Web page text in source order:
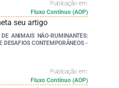
Publicação em:
Fluxo Contínuo (AOP)
ANIMAIS NÃO-RUMINANTES:
DESAFIOS CONTEMPORÂNEOS -
Publicação em:
Fluxo Contínuo (AOP)